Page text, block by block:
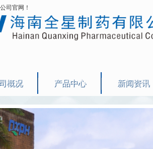
司官网！
概况 产品中心 新闻资讯